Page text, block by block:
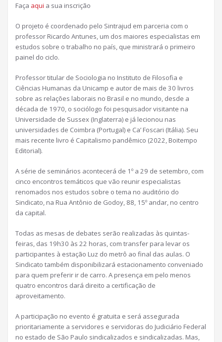
Faça aqui a sua inscrição
O projeto é coordenado pelo Sintrajud em parceria com o
professor Ricardo Antunes, um dos maiores especialistas em
estudos sobre o trabalho no país, que ministrará o primeiro
painel do ciclo.
Professor titular de Sociologia no Instituto de Filosofia e
Ciências Humanas da Unicamp e autor de mais de 30 livros
sobre as relações laborais no Brasil e no mundo, desde a
década de 1970, o sociólogo foi pesquisador visitante na
Universidade de Sussex (Inglaterra) e já lecionou nas
universidades de Coimbra (Portugal) e Ca’ Foscari (Itália). Seu
mais recente livro é Capitalismo pandêmico (2022, Boitempo
Editorial).
A série de seminários acontecerá de 1º a 29 de setembro, com
cinco encontros temáticos que vão reunir especialistas
renomados nos estudos sobre o tema no auditório do
Sindicato, na Rua Antônio de Godoy, 88, 15º andar, no centro
da capital.
Todas as mesas de debates serão realizadas às quintas-
feiras, das 19h30 às 22 horas, com transfer para levar os
participantes à estação Luz do metrô ao final das aulas. O
Sindicato também disponibilizará estacionamento conveniado
para quem preferir ir de carro. A presença em pelo menos
quatro encontros dará direito a certificação de
aproveitamento.
A participação no evento é gratuita e será assegurada
prioritariamente a servidores e servidoras do Judiciário Federal
no estado de São Paulo sindicalizados e sindicalizadas. Mas,